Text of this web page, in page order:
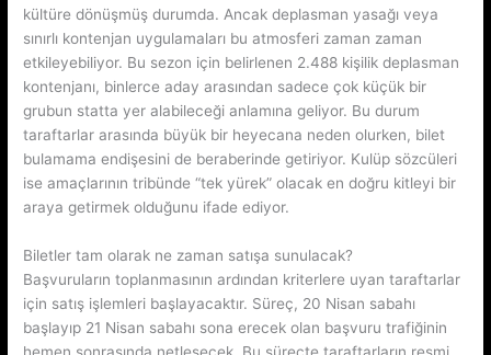
kültüre dönüşmüş durumda. Ancak deplasman yasağı veya
sınırlı kontenjan uygulamaları bu atmosferi zaman zaman
etkileyebiliyor. Bu sezon için belirlenen 2.488 kişilik deplasman
kontenjanı, binlerce aday arasından sadece çok küçük bir
grubun statta yer alabileceği anlamına geliyor. Bu durum
taraftarlar arasında büyük bir heyecana neden olurken, bilet
bulamama endişesini de beraberinde getiriyor. Kulüp sözcüleri
ise amaçlarının tribünde “tek yürek” olacak en doğru kitleyi bir
araya getirmek olduğunu ifade ediyor.
Biletler tam olarak ne zaman satışa sunulacak?
Başvuruların toplanmasının ardından kriterlere uyan taraftarlar
için satış işlemleri başlayacaktır. Süreç, 20 Nisan sabahı
başlayıp 21 Nisan sabahı sona erecek olan başvuru trafiğinin